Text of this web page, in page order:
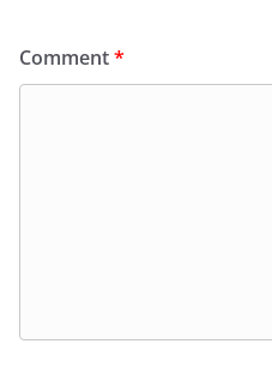
Comment*